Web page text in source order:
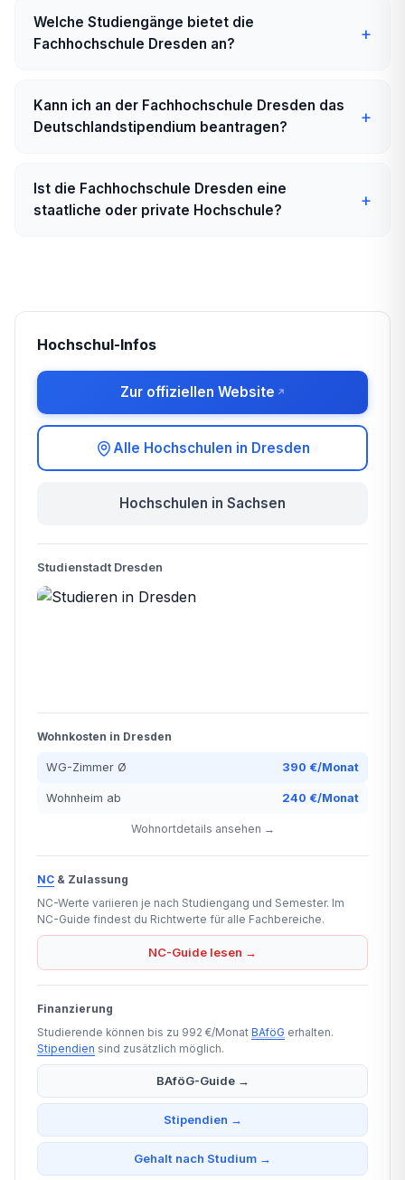
Welche Studiengänge bietet die
Fachhochschule Dresden an?
Kann ich an der Fachhochschule Dresden das
Deutschlandstipendium beantragen?
Ist die Fachhochschule Dresden eine
staatliche oder private Hochschule?
Hochschul-Infos
Zur offiziellen Website
Alle Hochschulen in Dresden
Hochschulen in Sachsen
Studienstadt Dresden
Wohnkosten in Dresden
WG-Zimmer Ø 390 €/Monat
Wohnheim ab 240 €/Monat
Wohnortdetails ansehen →
NC & Zulassung
NC-Werte variieren je nach Studiengang und Semester. Im
NC-Guide findest du Richtwerte für alle Fachbereiche.
NC-Guide lesen →
Finanzierung
Studierende können bis zu 992 €/Monat BAföG erhalten.
Stipendien sind zusätzlich möglich.
BAföG-Guide →
Stipendien →
Gehalt nach Studium →